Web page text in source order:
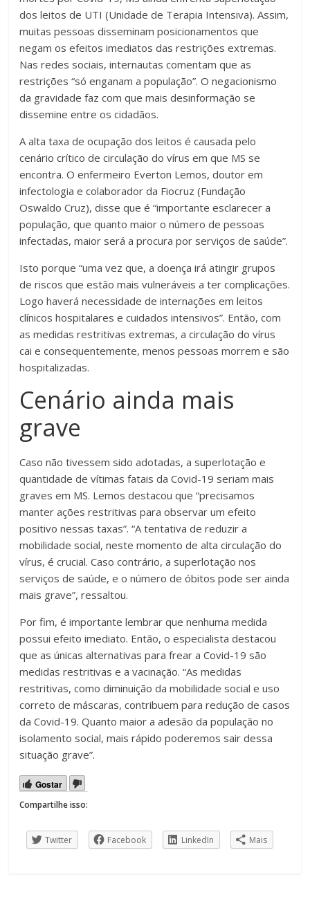
dos leitos de UTI (Unidade de Terapia Intensiva). Assim,
muitas pessoas disseminam posicionamentos que
negam os efeitos imediatos das restrições extremas.
Nas redes sociais, internautas comentam que as
restrições “só enganam a população”. O negacionismo
da gravidade faz com que mais desinformação se
dissemine entre os cidadãos.
A alta taxa de ocupação dos leitos é causada pelo
cenário crítico de circulação do vírus em que MS se
encontra. O enfermeiro Everton Lemos, doutor em
infectologia e colaborador da Fiocruz (Fundação
Oswaldo Cruz), disse que é “importante esclarecer a
população, que quanto maior o número de pessoas
infectadas, maior será a procura por serviços de saúde”.
Isto porque “uma vez que, a doença irá atingir grupos
de riscos que estão mais vulneráveis a ter complicações.
Logo haverá necessidade de internações em leitos
clínicos hospitalares e cuidados intensivos”. Então, com
as medidas restritivas extremas, a circulação do vírus
cai e consequentemente, menos pessoas morrem e são
hospitalizadas.
Cenário ainda mais
grave
Caso não tivessem sido adotadas, a superlotação e
quantidade de vítimas fatais da Covid-19 seriam mais
graves em MS. Lemos destacou que “precisamos
manter ações restritivas para observar um efeito
positivo nessas taxas”. “A tentativa de reduzir a
mobilidade social, neste momento de alta circulação do
vírus, é crucial. Caso contrário, a superlotação nos
serviços de saúde, e o número de óbitos pode ser ainda
mais grave”, ressaltou.
Por fim, é importante lembrar que nenhuma medida
possui efeito imediato. Então, o especialista destacou
que as únicas alternativas para frear a Covid-19 são
medidas restritivas e a vacinação. “As medidas
restritivas, como diminuição da mobilidade social e uso
correto de máscaras, contribuem para redução de casos
da Covid-19. Quanto maior a adesão da população no
isolamento social, mais rápido poderemos sair dessa
situação grave”.
Gostar
Compartilhe isso:
Twitter Facebook LinkedIn Mais